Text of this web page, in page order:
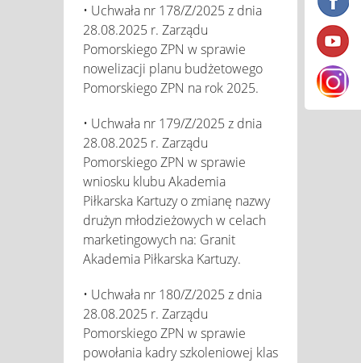
• Uchwała nr 178/Z/2025 z dnia
28.08.2025 r. Zarządu
Pomorskiego ZPN w sprawie
nowelizacji planu budżetowego
Pomorskiego ZPN na rok 2025.
• Uchwała nr 179/Z/2025 z dnia
28.08.2025 r. Zarządu
Pomorskiego ZPN w sprawie
wniosku klubu Akademia
Piłkarska Kartuzy o zmianę nazwy
drużyn młodzieżowych w celach
marketingowych na: Granit
Akademia Piłkarska Kartuzy.
• Uchwała nr 180/Z/2025 z dnia
28.08.2025 r. Zarządu
Pomorskiego ZPN w sprawie
powołania kadry szkoleniowej klas